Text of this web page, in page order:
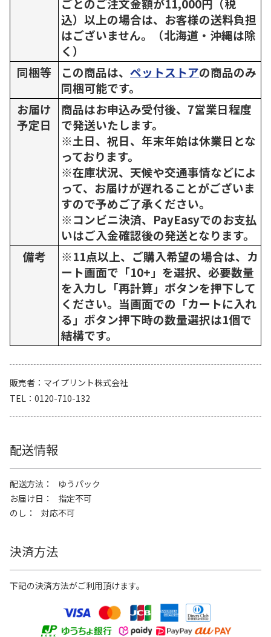
ごとのご注文金額が11,000円（税
込）以上の場合は、お客様の送料負担
はございません。（北海道・沖縄は除
く）
同梱等
この商品は、 ペットストアの商品のみ
同梱可能です。
お届け
予定日
商品はお申込み受付後、7営業日程度
で発送いたします。
※土日、祝日、年末年始は休業日とな
っております。
※在庫状況、天候や交通事情などによ
って、お届けが遅れることがございま
すので予めご了承ください。
※コンビニ決済、PayEasyでのお支払
いはご入金確認後の発送となります。
備考
※11点以上、ご購入希望の場合は、カ
ート画面で「10+」を選択、必要数量
を入力し「再計算」ボタンを押下して
ください。当画面での「カートに入れ
る」ボタン押下時の数量選択は1個で
結構です。
販売者
マイプリント株式会社
TEL
0120-710-132
配送情報
配送方法
ゆうパック
お届け日
指定不可
のし
対応不可
決済方法
下記の決済方法がご利用頂けます。